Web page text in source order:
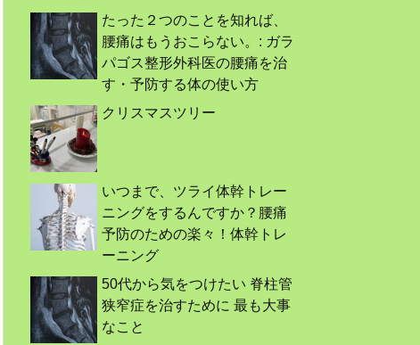
たった２つのことを知れば、
腰痛はもうおこらない。: ガラ
パゴス整形外科医の腰痛を治
す・予防する体の使い方
クリスマスツリー
いつまで、ツライ体幹トレー
ニングをするんですか？腰痛
予防のための楽々！体幹トレ
ーニング
50代から気をつけたい 脊柱管
狭窄症を治すために 最も大事
なこと